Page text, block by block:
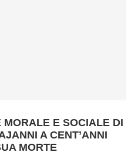
E SOCIALE DI
A CENT’ANNI
MORTE